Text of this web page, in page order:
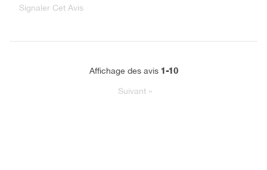
Signaler Cet Avis
Affichage des avis 1-10
Suivant »